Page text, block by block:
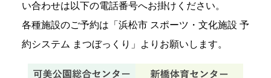
い合わせは以下の電話番号へお掛けください。
各種施設のご予約は「浜松市 スポーツ・文化施設 予
約システム まつぼっくり」よりお願いします。